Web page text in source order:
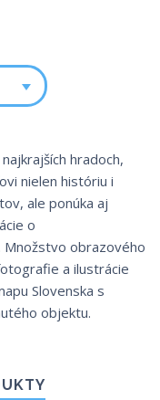
hradoch,
nielen históriu i
ale ponúka aj
o
Množstvo obrazového
a ilustrácie
Slovenska s
objektu.